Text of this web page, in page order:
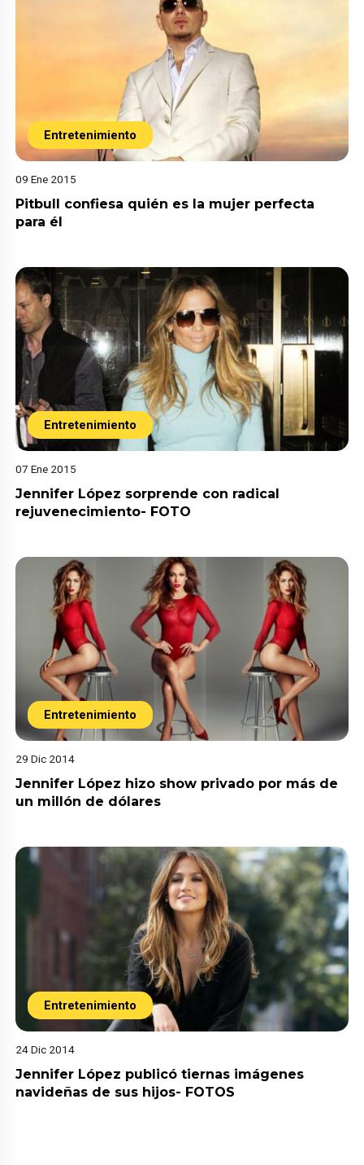
Entretenimiento
09 Ene 2015
Pitbull confiesa quién es la mujer perfecta
para él
Entretenimiento
07 Ene 2015
Jennifer López sorprende con radical
rejuvenecimiento- FOTO
Entretenimiento
29 Dic 2014
Jennifer López hizo show privado por más de
un millón de dólares
Entretenimiento
24 Dic 2014
Jennifer López publicó tiernas imágenes
navideñas de sus hijos- FOTOS